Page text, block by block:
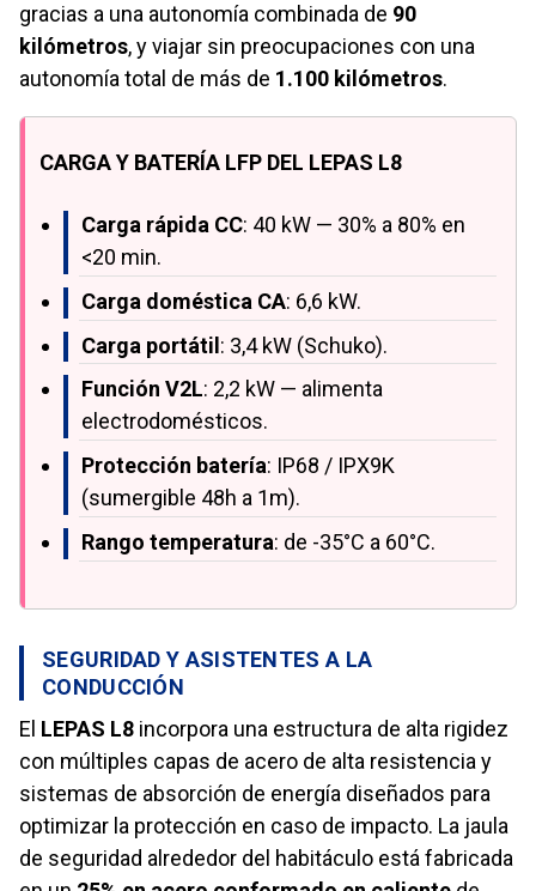
gracias a una autonomía combinada de 90
kilómetros, y viajar sin preocupaciones con una
autonomía total de más de 1.100 kilómetros.
CARGA Y BATERÍA LFP DEL LEPAS L8
Carga rápida CC: 40 kW — 30% a 80% en
<20 min.
Carga doméstica CA: 6,6 kW.
Carga portátil: 3,4 kW (Schuko).
Función V2L: 2,2 kW — alimenta
electrodomésticos.
Protección batería: IP68 / IPX9K
(sumergible 48h a 1m).
Rango temperatura: de -35°C a 60°C.
SEGURIDAD Y ASISTENTES A LA
CONDUCCIÓN
El LEPAS L8 incorpora una estructura de alta rigidez
con múltiples capas de acero de alta resistencia y
sistemas de absorción de energía diseñados para
optimizar la protección en caso de impacto. La jaula
de seguridad alrededor del habitáculo está fabricada